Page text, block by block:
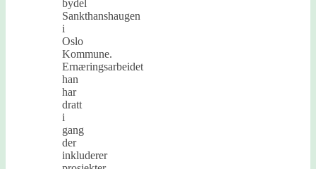
bydel
Sankthanshaugen
i
Oslo
Kommune.
Ernæringsarbeidet
han
har
dratt
i
gang
der
inkluderer